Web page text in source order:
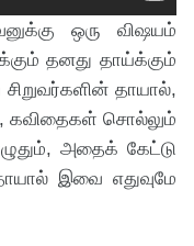
ஒரு விஷயம்
தனது தாய்க்கும்
தாயால்,
கவிதைகள் சொல்லும்
அதைக் கேட்டு
இவை எதுவுமே